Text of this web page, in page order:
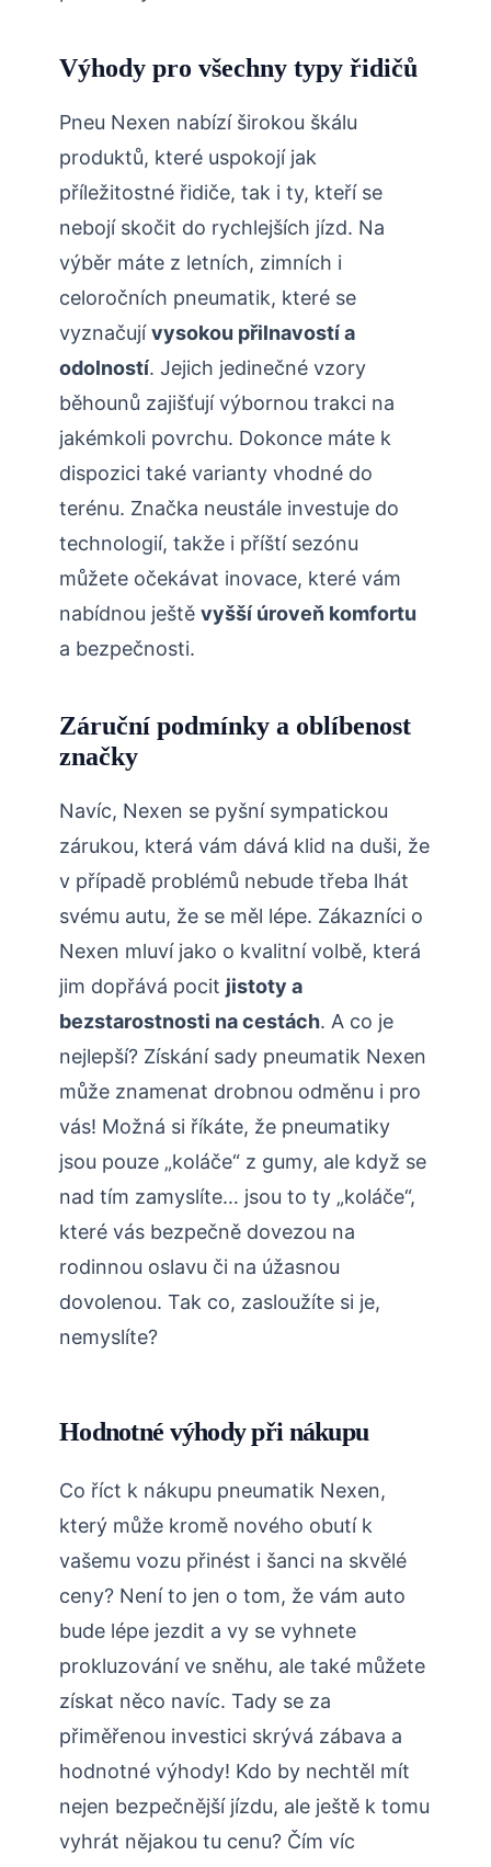
Výhody pro všechny typy řidičů
Pneu Nexen nabízí širokou škálu
produktů, které uspokojí jak
příležitostné řidiče, tak i ty, kteří se
nebojí skočit do rychlejších jízd. Na
výběr máte z letních, zimních i
celoročních pneumatik, které se
vyznačujívysokou přilnavostí a
odolností. Jejich jedinečné vzory
běhounů zajišťují výbornou trakci na
jakémkoli povrchu. Dokonce máte k
dispozici také varianty vhodné do
terénu. Značka neustále investuje do
technologií, takže i příští sezónu
můžete očekávat inovace, které vám
nabídnou ještě vyšší úroveň komfortu
a bezpečnosti.
Záruční podmínky a oblíbenost
značky
Navíc, Nexen se pyšní sympatickou
zárukou, která vám dává klid na duši, že
v případě problémů nebude třeba lhát
svému autu, že se měl lépe. Zákazníci o
Nexen mluví jako o kvalitní volbě, která
jim dopřává pocit jistoty a
bezstarostnosti na cestách. A co je
nejlepší? Získání sady pneumatik Nexen
může znamenat drobnou odměnu i pro
vás! Možná si říkáte, že pneumatiky
jsou pouze „koláče“ z gumy, ale když se
nad tím zamyslíte… jsou to ty „koláče“,
které vás bezpečně dovezou na
rodinnou oslavu či na úžasnou
dovolenou. Tak co, zasloužíte si je,
nemyslíte?
Hodnotné výhody při nákupu
Co říct k nákupu pneumatik Nexen,
který může kromě nového obutí k
vašemu vozu přinést i šanci na skvělé
ceny? Není to jen o tom, že vám auto
bude lépe jezdit a vy se vyhnete
prokluzování ve sněhu, ale také můžete
získat něco navíc. Tady se za
přiměřenou investici skrývá zábava a
hodnotné výhody! Kdo by nechtěl mít
nejen bezpečnější jízdu, ale ještě k tomu
vyhrát nějakou tu cenu? Čím víc